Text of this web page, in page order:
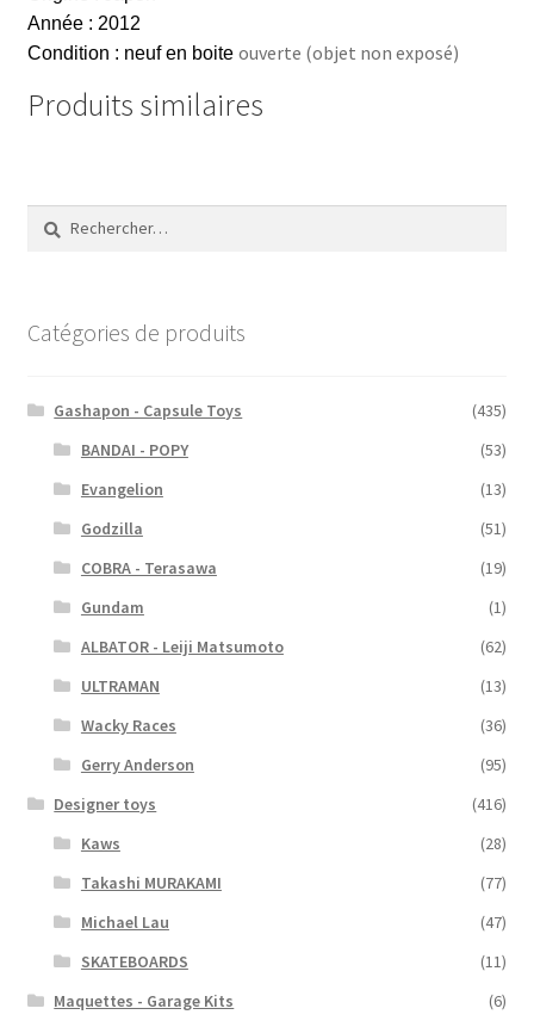
Année : 2012
Condition : neuf en boite ouverte (objet non exposé)
Produits similaires
Rechercher :
Catégories de produits
Gashapon - Capsule Toys
(435)
BANDAI - POPY
(53)
Evangelion
(13)
Godzilla
(51)
COBRA - Terasawa
(19)
Gundam
(1)
ALBATOR - Leiji Matsumoto
(62)
ULTRAMAN
(13)
Wacky Races
(36)
Gerry Anderson
(95)
Designer toys
(416)
Kaws
(28)
Takashi MURAKAMI
(77)
Michael Lau
(47)
SKATEBOARDS
(11)
Maquettes - Garage Kits
(6)